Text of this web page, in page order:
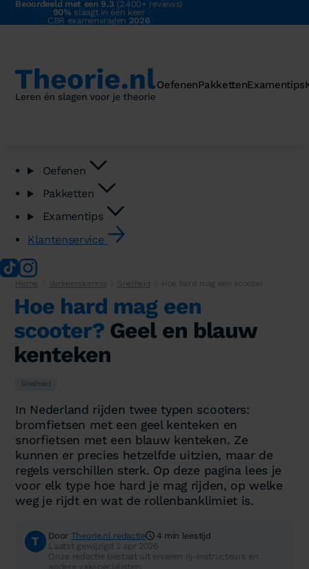
Beoordeeld met een 9.3 (2.400+ reviews)
90% slaagt in één keer
CBR examenvragen 2026
OefenenPakkettenExamentips
Oefenen
Pakketten
Examentips
Klantenservice
Home Verkeerskennis Snelheid Hoe hard mag een scooter
Hoe hard mag een
scooter? Geel en blauw
kenteken
Snelheid
In Nederland rijden twee typen scooters:
bromfietsen met een geel kenteken en
snorfietsen met een blauw kenteken. Ze
kunnen er precies hetzelfde uitzien, maar de
regels verschillen sterk. Op deze pagina lees je
voor elk type hoe hard je mag rijden, op welke
weg je rijdt en wat de rollenbanklimiet is.
Door Theorie.nl redactie
4 min leestijd
Laatst gewijzigd 2 apr 2026
Onze redactie bestaat uit ervaren rij-instructeurs en
andere vakspecialisten.